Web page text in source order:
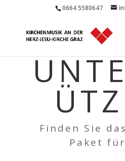
0664 5580647
Finden Sie
Paket